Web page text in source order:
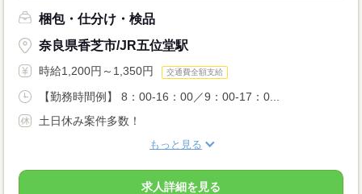
梱包・仕分け・検品
奈良県香芝市/JR五位堂駅
時給1,200円～1,350円 交通費全額支給
【勤務時間例】 8：00-16：00／9：00-17：0...
土日休み案件多数！
もっと見る
求人詳細を見る